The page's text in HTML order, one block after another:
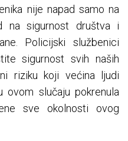
nije napad samo na
na sigurnost društva i
Policijski službenici
sigurnost svih naših
riziku koji većina ljudi
slučaju pokrenula
sve okolnosti ovog